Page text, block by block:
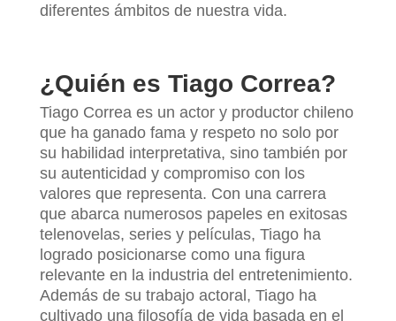
diferentes ámbitos de nuestra vida.
¿Quién es Tiago Correa?
Tiago Correa es un actor y productor chileno
que ha ganado fama y respeto no solo por
su habilidad interpretativa, sino también por
su autenticidad y compromiso con los
valores que representa. Con una carrera
que abarca numerosos papeles en exitosas
telenovelas, series y películas, Tiago ha
logrado posicionarse como una figura
relevante en la industria del entretenimiento.
Además de su trabajo actoral, Tiago ha
cultivado una filosofía de vida basada en el